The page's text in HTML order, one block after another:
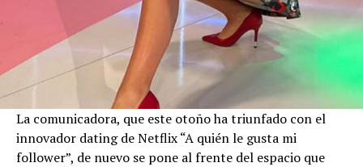
La comunicadora, que este otoño ha triunfado con el
innovador dating de Netflix “A quién le gusta mi
follower”, de nuevo se pone al frente del espacio que